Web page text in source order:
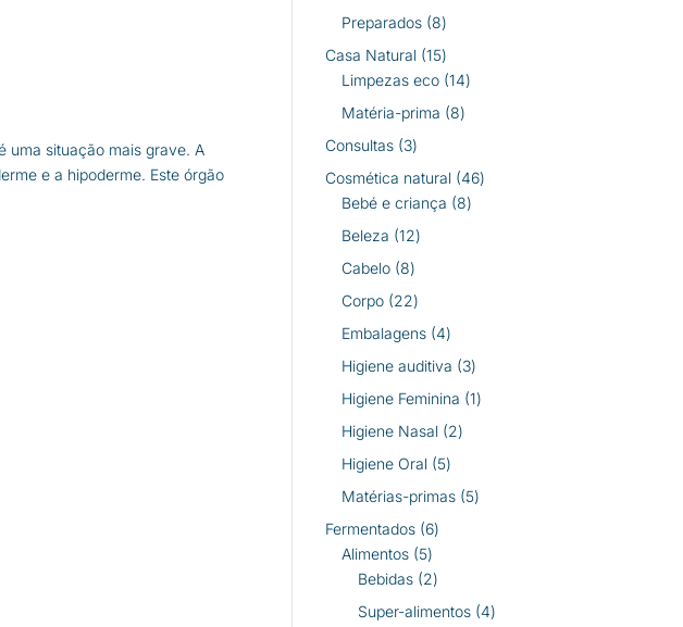
uma situação mais grave. A
e a hipoderme. Este órgão
Preparados 88
produtos
Casa Natural 1515
produtos
Limpezas eco 1414
Matéria-prima 88
Consultas 33
produtos
Cosmética natural 4646
Bebé e criança 88
Beleza 1212
Cabelo 88
produtos
Corpo 2222
produtos
Embalagens 44
produtos
Higiene auditiva 33
produtos
Higiene Feminina 11
Higiene Nasal 22
Higiene Oral 55
produtos
Matérias-primas 55
Fermentados 66
Alimentos 55
produtos
Bebidas 22
produtos
Super-alimentos 44